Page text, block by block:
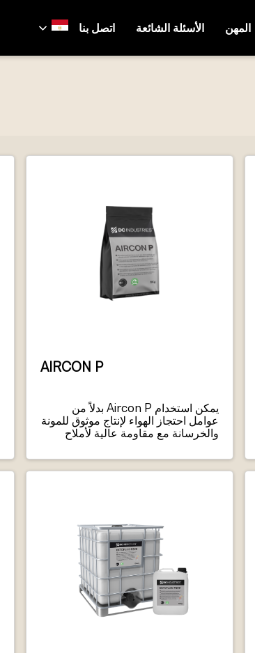
المهن الأسئلة الشائعة اتصل بنا
AIRCON P
يمكن استخدام Aircon P بدلاً من
عوامل احتجاز الهواء لإنتاج موثوق للمونة
والخرسانة مع مقاومة عالية لأملاح